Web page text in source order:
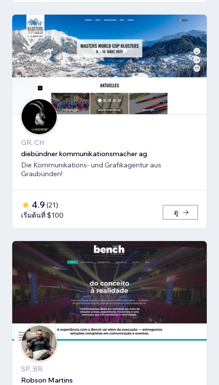
GR, CH
diebündner kommunikationsmacher ag
Die Kommunikations- und Grafikagentur aus
Graubünden!
4.9 (21)
เริ่มต้นที่ $100
ดู
SP, BR
Robson Martins